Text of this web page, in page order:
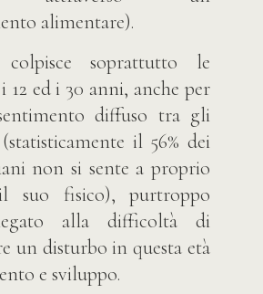
alimentare).
colpisce soprattutto le
12 ed i 30 anni, anche per
diffuso tra gli
il 56% dei
non si sente a proprio
suo fisico), purtroppo
alla difficoltà di
un disturbo in questa età
e sviluppo.